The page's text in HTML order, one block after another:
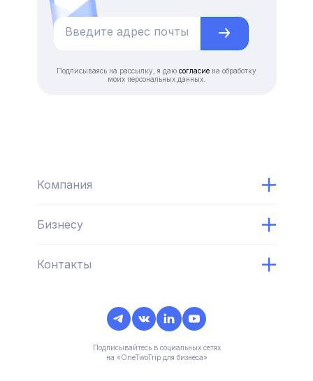
Подписываясь на рассылку, я даю согласие на обработку
моих персональных данных.
Компания
Бизнесу
Контакты
Подписывайтесь в социальных сетях
на «OneTwoTrip для бизнеса»